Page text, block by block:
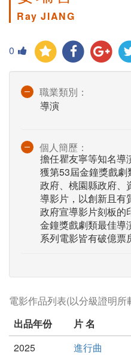
Ray JIANG
0
職業類別：
導演
個人簡歷：
擔任瞿友寧等知名導
獲第53屆金鐘獎戲
政府、桃園縣政府、
導影片，以創新且有
政府宣導影片刻板的
金鐘獎戲劇類最佳導
系列電影皆有破億票
電影作品列表(以分級證明所
出品年份
片 名
2025
進行曲